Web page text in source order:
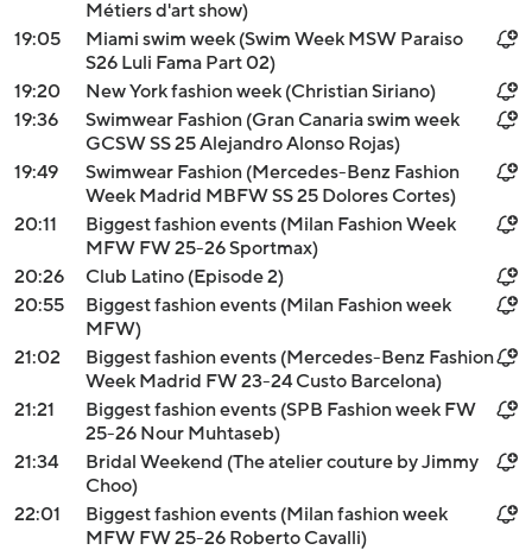
Métiers d'art show)
19:05
Miami swim week (Swim Week MSW Paraiso
S26 Luli Fama Part 02)
19:20
New York fashion week (Christian Siriano)
19:36
Swimwear Fashion (Gran Canaria swim week
GCSW SS 25 Alejandro Alonso Rojas)
19:49
Swimwear Fashion (Mercedes-Benz Fashion
Week Madrid MBFW SS 25 Dolores Cortes)
20:11
Biggest fashion events (Milan Fashion Week
MFW FW 25-26 Sportmax)
20:26
Club Latino (Episode 2)
20:55
Biggest fashion events (Milan Fashion week
MFW)
21:02
Biggest fashion events (Mercedes-Benz Fashion
Week Madrid FW 23-24 Custo Barcelona)
21:21
Biggest fashion events (SPB Fashion week FW
25-26 Nour Muhtaseb)
21:34
Bridal Weekend (The atelier couture by Jimmy
Choo)
22:01
Biggest fashion events (Milan fashion week
MFW FW 25-26 Roberto Cavalli)